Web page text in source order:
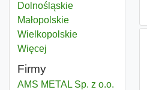
DolnośląskieWojewództwo
MałopolskieWojewództwo
WielkopolskieWojewództwo
Więcej
Firmy
AMS METAL Sp. z o.o.